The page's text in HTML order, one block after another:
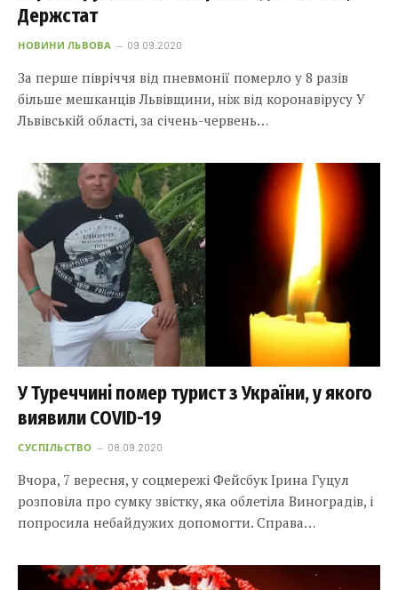
Держстат
НОВИНИ ЛЬВОВА 09.09.2020
За перше півріччя від пневмонії померло у 8 разів
більше мешканців Львівщини, ніж від коронавірусу У
Львівській області, за січень-червень…
У Туреччині помер турист з України, у якого
виявили COVID-19
СУСПІЛЬСТВО 08.09.2020
Вчора, 7 вересня, у соцмережі Фейсбук Ірина Гуцул
розповіла про сумку звістку, яка облетіла Виноградів, і
попросила небайдужих допомогти. Справа…